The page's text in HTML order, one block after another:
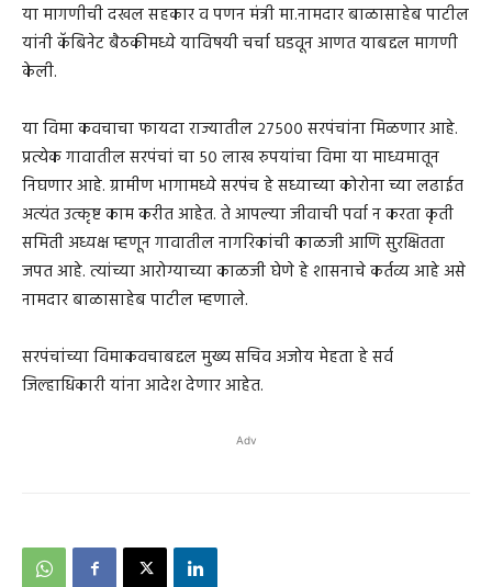
या मागणीची दखल सहकार व पणन मंत्री मा.नामदार बाळासाहेब पाटील
यांनी कॅबिनेट बैठकीमध्ये याविषयी चर्चा घडवून आणत याबद्दल मागणी
केली.
या विमा कवचाचा फायदा राज्यातील २७५०० सरपंचांना मिळणार आहे.
प्रत्येक गावातील सरपंचां चा ५० लाख रुपयांचा विमा या माध्यमातून
निघणार आहे. ग्रामीण भागामध्ये सरपंच हे सध्याच्या कोरोना च्या लढाईत
अत्यंत उत्कृष्ट काम करीत आहेत. ते आपल्या जीवाची पर्वा न करता कृती
समिती अध्यक्ष म्हणून गावातील नागरिकांची काळजी आणि सुरक्षितता
जपत आहे. त्यांच्या आरोग्याच्या काळजी घेणे हे शासनाचे कर्तव्य आहे असे
नामदार बाळासाहेब पाटील म्हणाले.
सरपंचांच्या विमाकवचाबद्दल मुख्य सचिव अजोय मेहता हे सर्व
जिल्हाधिकारी यांना आदेश देणार आहेत.
Adv